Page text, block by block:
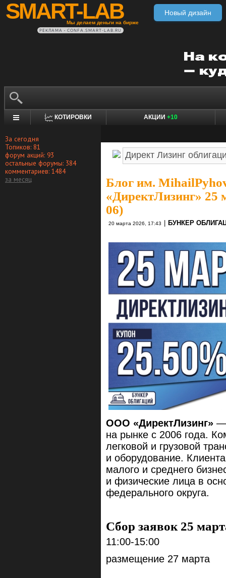
SMART-LAB
Мы делаем деньги на бирже
Новый дизайн
РЕКЛАМА • CONFA.SMART-LAB.RU
КОТИРОВКИ АКЦИИ +10
За сегодня
Топиков: 81
форум акций: 93
остальные форумы: 384
комментариев: 1484
за месяц
Блог им.
«ДиректЛизинг» 25
06)
20 марта 2026, 17:43 БУНКЕР
ООО «ДиректЛизинг» —
на рынке с 2006 года.
легковой и грузовой
и оборудование.
малого и среднего
и физические лица в
федерального округа.
Сбор заявок 25
11:00-15:00
размещение 27 марта